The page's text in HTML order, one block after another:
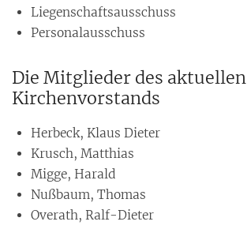
Liegenschaftsausschuss
Personalausschuss
Die Mitglieder des aktuellen
Kirchenvorstands
Herbeck, Klaus Dieter
Krusch, Matthias
Migge, Harald
Nußbaum, Thomas
Overath, Ralf-Dieter